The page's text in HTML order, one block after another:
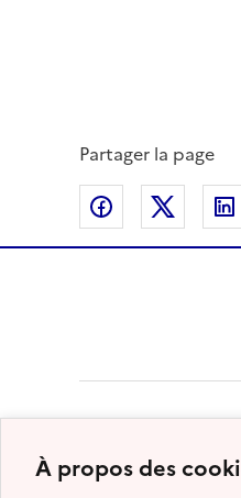
À propos des
Partager la page
Partager sur